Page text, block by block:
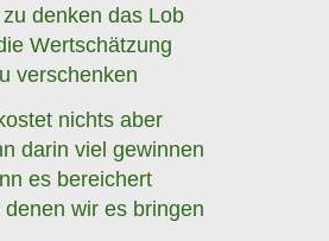
denken das Lob
Wertschätzung
verschenken
nichts aber
darin viel gewinnen
es bereichert
wir es bringen